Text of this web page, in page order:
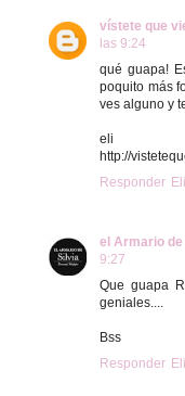
vístete que
las 9:24
qué guapa!
poquito más
ves alguno y
eli
http://
Responder
el Armario
9:27
Que guapa
geniales....
Bss
Responder